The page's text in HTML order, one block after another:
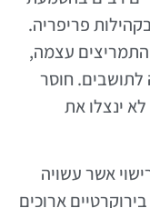
פריפריה.
עצמה,
לתושבים. חוסר
ינצלו את
אשר עשויה
ארוכים